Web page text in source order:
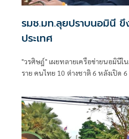
รมช.มท.ลุยปราบนอมินี ขึ
ประเทศ
"วรศิษฎ์" เผยทลายเครือข่ายนอมินีใ
ราย คนไทย 10 ต่างชาติ 6 หลังเปิด